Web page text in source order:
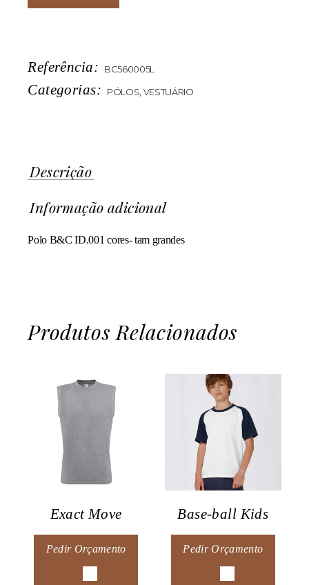
Referência: BC560005L
Categorias: PÓLOS, VESTUÁRIO
Descrição
Informação adicional
Polo B&C ID.001 cores- tam grandes
Produtos Relacionados
Exact Move
Pedir Orçamento
Base-ball Kids
Pedir Orçamento